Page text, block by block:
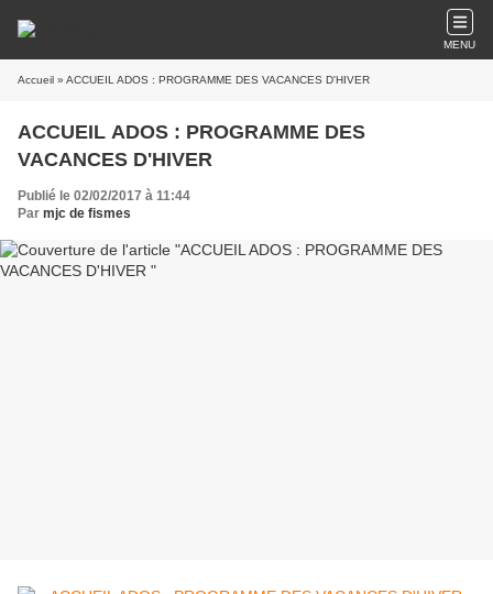
MENU
Accueil » ACCUEIL ADOS : PROGRAMME DES VACANCES D'HIVER
ACCUEIL ADOS : PROGRAMME DES
VACANCES D'HIVER
Publié le 02/02/2017 à 11:44
Par mjc de fismes